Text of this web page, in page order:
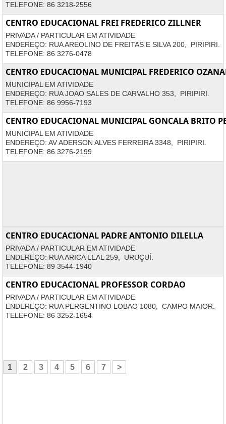
TELEFONE: 86 3218-2556
CENTRO EDUCACIONAL FREI FREDERICO ZILLNER
PRIVADA / PARTICULAR EM ATIVIDADE
ENDEREÇO: RUA AREOLINO DE FREITAS E SILVA 200, PIRIPIRI.
TELEFONE: 86 3276-0478
CENTRO EDUCACIONAL MUNICIPAL FREDERICO
MUNICIPAL EM ATIVIDADE
ENDEREÇO: RUA JOAO SALES DE CARVALHO 353, PIRIPIRI.
TELEFONE: 86 9956-7193
CENTRO EDUCACIONAL MUNICIPAL GONCALA BRITO
MUNICIPAL EM ATIVIDADE
ENDEREÇO: AV ADERSON ALVES FERREIRA 3348, PIRIPIRI.
TELEFONE: 86 3276-2199
CENTRO EDUCACIONAL PADRE ANTONIO DILELLA
PRIVADA / PARTICULAR EM ATIVIDADE
ENDEREÇO: RUA ARICA LEAL 259, URUÇUÍ.
TELEFONE: 89 3544-1940
CENTRO EDUCACIONAL PROFESSOR CORDAO
PRIVADA / PARTICULAR EM ATIVIDADE
ENDEREÇO: RUA PERGENTINO LOBAO 1080, CAMPO MAIOR.
TELEFONE: 86 3252-1654
1 2 3 4 5 6 7 >